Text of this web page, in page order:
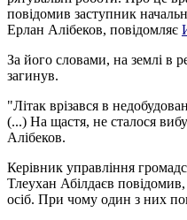
повідомив заступник
Ерлан Алібеков, повідомляє
За його словами, на землі в
загинув.
"Літак врізався в
(...) На щастя, не сталося
Алібеков.
Керівник управління
Тлеухан Абілдаєв
осіб. При чому один з них